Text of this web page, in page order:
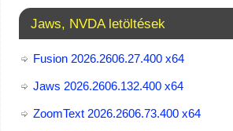
Jaws, NVDA letöltések
Fusion 2026.2606.27.400 x64
Jaws 2026.2606.132.400 x64
ZoomText 2026.2606.73.400​ x64